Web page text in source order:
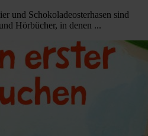
und Schokoladeosterhasen sind
Hörbücher, in denen ...